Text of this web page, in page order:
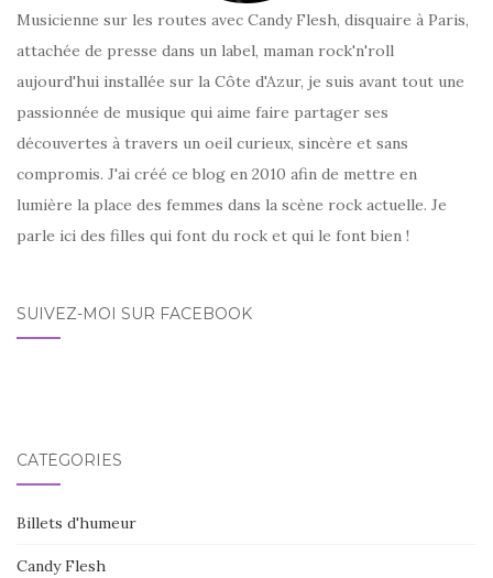
Musicienne sur les routes avec Candy Flesh, disquaire à Paris,
attachée de presse dans un label, maman rock'n'roll
aujourd'hui installée sur la Côte d'Azur, je suis avant tout une
passionnée de musique qui aime faire partager ses
découvertes à travers un oeil curieux, sincère et sans
compromis. J'ai créé ce blog en 2010 afin de mettre en
lumière la place des femmes dans la scène rock actuelle. Je
parle ici des filles qui font du rock et qui le font bien !
SUIVEZ-MOI SUR FACEBOOK
CATÉGORIES
Billets d'humeur
Candy Flesh